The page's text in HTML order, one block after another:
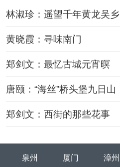
林淑珍：遥望千年黄龙吴乡
黄晓霞：寻味南门
郑剑文：最忆古城元宵暝
唐颐：“海丝”桥头堡九日山
郑剑文：西街的那些花事
泉州 厦门 漳州